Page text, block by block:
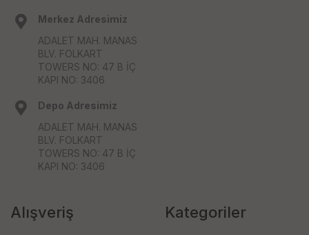
Merkez Adresimiz
ADALET MAH. MANAS
BLV. FOLKART
TOWERS NO: 47 B İÇ
KAPI NO: 3406
Depo Adresimiz
ADALET MAH. MANAS
BLV. FOLKART
TOWERS NO: 47 B İÇ
KAPI NO: 3406
Alışveriş Kategoriler